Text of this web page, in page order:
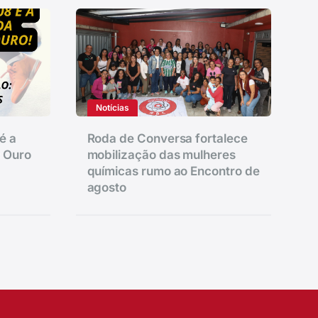
a
Ouro
Notícias
Roda de Conversa fortalece
mobilização das mulheres
químicas rumo ao Encontro de
agosto